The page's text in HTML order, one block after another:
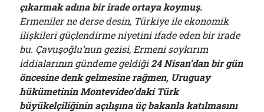
çıkarmak adına bir irade ortaya koymuş.
Ermeniler ne derse desin, Türkiye ile ekonomik
ilişkileri güçlendirme niyetini ifade eden bir irade
bu. Çavuşoğlu’nun gezisi, Ermeni soykırım
iddialarının gündeme geldiği24 Nisan’dan bir gün
öncesine denk gelmesine rağmen, Uruguay
hükümetinin Montevideo’daki Türk
büyükelçiliğinin açılışına üç bakanla katılmasını